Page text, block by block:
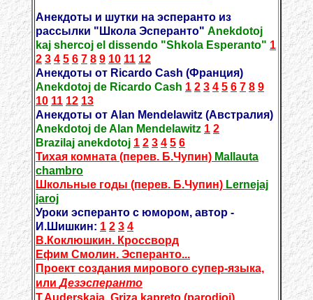
Анекдоты и шутки на эсперанто из
рассылки "Школа Эсперанто" Anekdotoj
kaj shercoj el dissendo "Shkola Esperanto" 1
2 3 4 5 6 7 8 9 10 11 12
Анекдоты от Ricardo Cash (Франция)
Anekdotoj de Ricardo Cash 1 2 3 4 5 6 7 8 9
10 11 12 13
Анекдоты от Alan Mendelawitz (Австралия)
Anekdotoj de Alan Mendelawitz 1 2
Brazilaj anekdotoj 1 2 3 4 5 6
Тихая комната (перев. Б.Чупин) Mallauta
chambro
Школьные годы (перев. Б.Чупин) Lernejaj
jaroj
Уроки эсперанто с юмором, автор -
И.Шишкин: 1 2 3 4
В.Коклюшкин. Кроссворд
Ефим Смолин. Эсперанто...
Проект создания мирового супер-языка,
илиДезэсперанто
T.Auderskaja. Griza kapreto (parodioj)